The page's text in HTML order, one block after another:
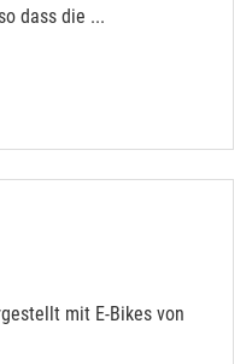
dass die ...
mit E-Bikes von